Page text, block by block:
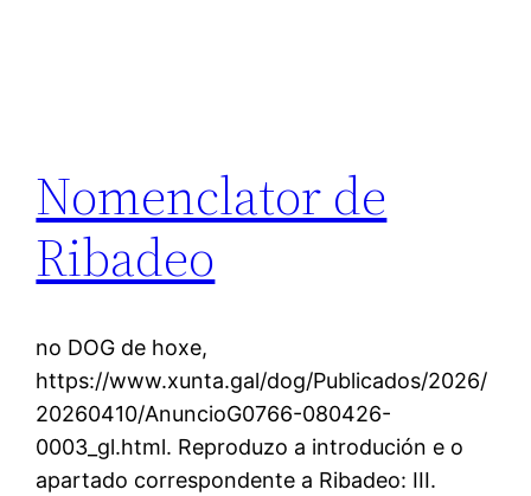
Nomenclator de
Ribadeo
no DOG de hoxe,
https://www.xunta.gal/dog/Publicados/2026/
20260410/AnuncioG0766-080426-
0003_gl.html. Reproduzo a introdución e o
apartado correspondente a Ribadeo: III.